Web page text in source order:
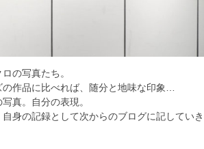
の写真たち。
作品に比べれば、随分と地味な印象…
真。自分の表現。
身の記録として次からのブログに記していき